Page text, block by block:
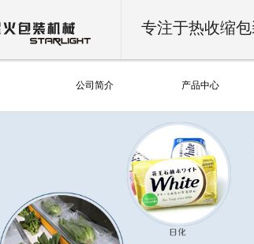
专注于热收缩
公司简介 产品中心